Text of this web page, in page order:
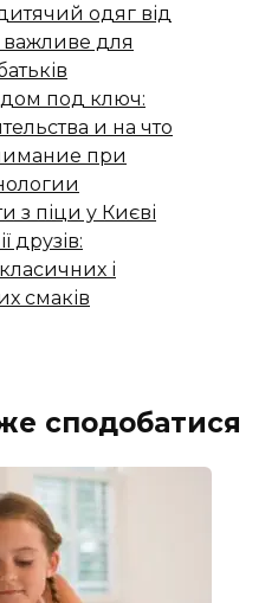
одяг від
для
под ключ:
и на что
при
з піци у Києві
друзів:
і
смаків
сподобатися